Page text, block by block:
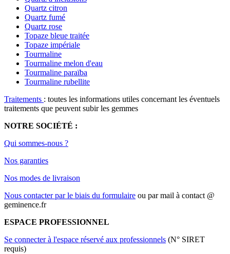
Quartz citron
Quartz fumé
Quartz rose
Topaze bleue traitée
Topaze impériale
Tourmaline
Tourmaline melon d'eau
Tourmaline paraïba
Tourmaline rubellite
Traitements : toutes les informations utiles concernant les éventuels
traitements que peuvent subir les gemmes
NOTRE SOCIÉTÉ :
Qui sommes-nous ?
Nos garanties
Nos modes de livraison
Nous contacter par le biais du formulaire ou par mail à contact @
geminence.fr
ESPACE PROFESSIONNEL
Se connecter à l'espace réservé aux professionnels (N° SIRET
requis)